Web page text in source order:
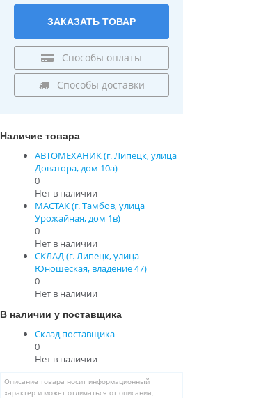
ЗАКАЗАТЬ ТОВАР
Способы оплаты
Способы доставки
Наличие товара
АВТОМЕХАНИК (г. Липецк, улица
Доватора, дом 10а)
0
Нет в наличии
МАСТАК (г. Тамбов, улица
Урожайная, дом 1в)
0
Нет в наличии
СКЛАД (г. Липецк, улица
Юношеская, владение 47)
0
Нет в наличии
В наличии у поставщика
Склад поставщика
0
Нет в наличии
Описание товара носит информационный
характер и может отличаться от описания,